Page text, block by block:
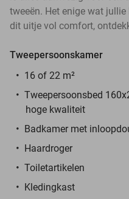
tweeën. Het enige wat
dit uitje vol comfort,
Tweepersoonskamer
16 of 22 m²
Tweepersoonsbed
hoge kwaliteit
Badkamer met
Haardroger
Toiletartikelen
Kledingkast